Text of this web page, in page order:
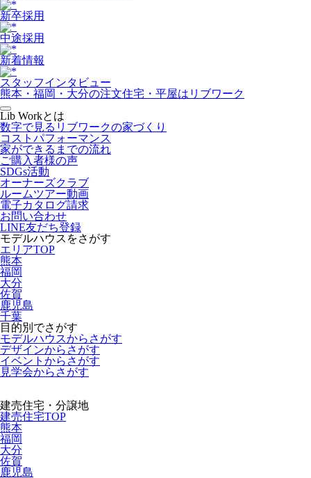
新卒採用
中途採用
新着情報
スタッフインタビュー
熊本・福岡・大分の注文住宅・平屋はリブワーク
Lib Workとは
数字で見るリブワークの家づくり
コストパフォーマンス
家ができるまでの流れ
ご購入者様の声
SDGs活動
オーナーズクラブ
ルームツアー動画
電子カタログ請求
お問い合わせ
LINE友だち登録
モデルハウスをさがす
エリアTOP
熊本
福岡
大分
佐賀
鹿児島
千葉
目的別でさがす
モデルハウスからさがす
デザインからさがす
イベントからさがす
見学会からさがす
建売住宅・分譲地
建売住宅TOP
熊本
福岡
大分
佐賀
鹿児島